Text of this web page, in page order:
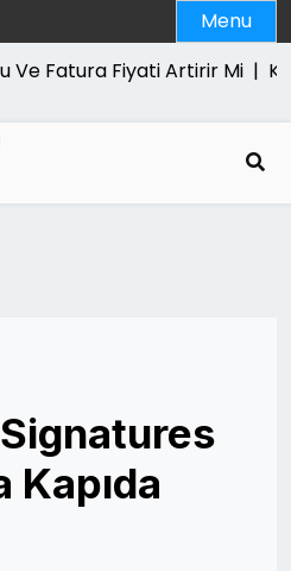
Menu
Fiyati Artirir Mi | Kanun
Kapıda